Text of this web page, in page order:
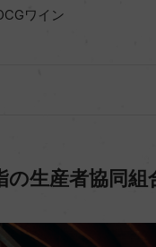
ワイン
の生産者協同組